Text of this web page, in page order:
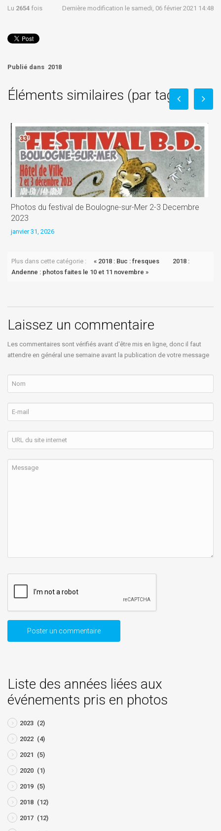
Lu 2654 fois Dernière modification le samedi, 06 février 2021 14:48
Publié dans 2018
Éléments similaires (par tag)
Photos du festival de Boulogne-sur-Mer 2-3 Decembre
2023
janvier 31, 2026
Plus dans cette catégorie : « 2018 : Buc : fresques
2018 :
Andenne : photos faites le 10 et 11 novembre »
Laissez un commentaire
Les commentaires sont vérifiés avant d'être mis en ligne, donc il faut
attendre en général une semaine avant la publication de votre message
Liste des années liées aux
événements pris en photos
2023 (2)
2022 (4)
2021 (5)
2020 (1)
2019 (5)
2018 (12)
2017 (12)